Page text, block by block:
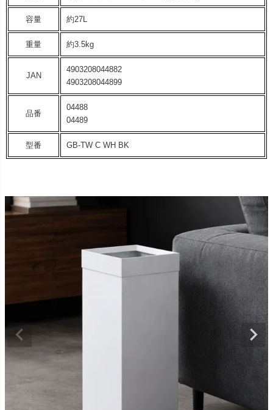
容量 約27L
重量 約3.5kg
JAN
4903208044882
4903208044899
品番
04488
04489
型番 GB-TW C WH BK